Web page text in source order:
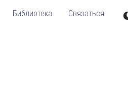
Библиотека Связаться